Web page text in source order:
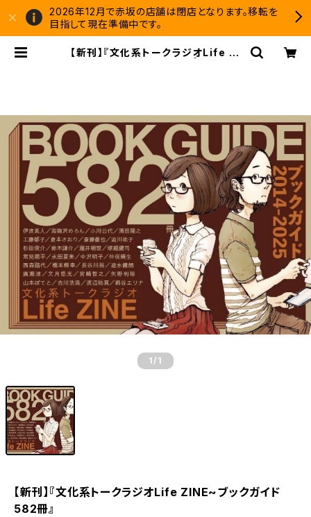
2026年12月で赤坂の店舗は閉店となります。移転を
目指して現在準備中です。
【新刊】『文化系トークラジオLife ZI
1 /1
【新刊】『文化系トークラジオLife ZINE~ブックガイド
582冊』